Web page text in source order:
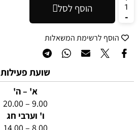
הוסף לסל
הוסף לרשימת המשאלות
שועת פעילות
א' – ה'
9.00 – 20.00
ו' וערבי חג